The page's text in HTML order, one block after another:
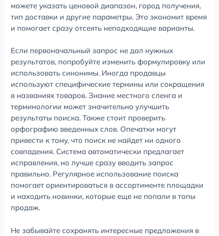
можете указать ценовой диапазон, город получения,
тип доставки и другие параметры. Это экономит время
и помогает сразу отсеять неподходящие варианты.
Если первоначальный запрос не дал нужных
результатов, попробуйте изменить формулировку или
использовать синонимы. Иногда продавцы
используют специфические термины или сокращения
в названиях товаров. Знание местного сленга и
терминологии может значительно улучшить
результаты поиска. Также стоит проверить
орфографию введенных слов. Опечатки могут
привести к тому, что поиск не найдет ни одного
совпадения. Система автоматически предлагает
исправления, но лучше сразу вводить запрос
правильно. Регулярное использование поиска
помогает ориентироваться в ассортименте площадки
и находить новинки, которые еще не попали в топы
продаж.
Не забывайте сохранять интересные предложения в